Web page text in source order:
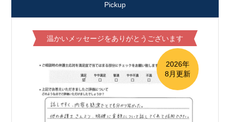
Pickup
温かいメッセージをありがとうございます
2026年
8月更新